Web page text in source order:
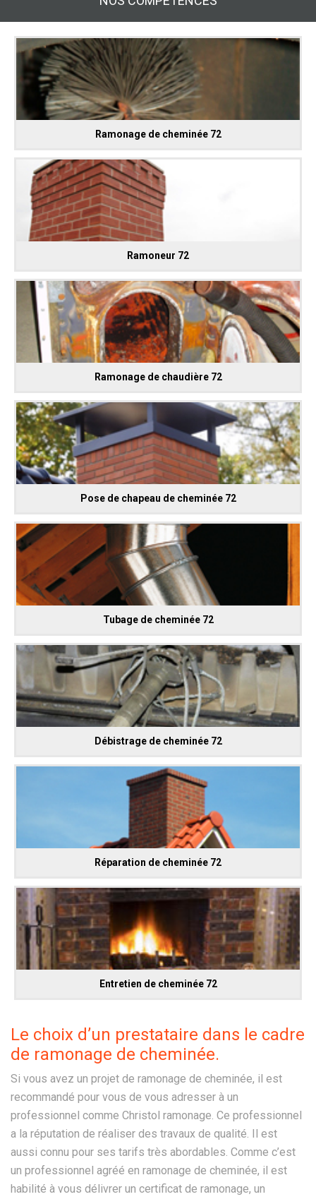
Ramonage de cheminée 72
Ramoneur 72
Ramonage de chaudière 72
Pose de chapeau de cheminée 72
Tubage de cheminée 72
Débistrage de cheminée 72
Réparation de cheminée 72
Entretien de cheminée 72
Le choix d’un prestataire dans le cadre
de ramonage de cheminée.
Si vous avez un projet de ramonage de cheminée, il est
recommandé pour vous de vous adresser à un
professionnel comme Christol ramonage. Ce professionnel
a la réputation de réaliser des travaux de qualité. Il est
aussi connu pour ses tarifs très abordables. Comme c’est
un professionnel agréé en ramonage de cheminée, il est
habilité à vous délivrer un certificat de ramonage, un